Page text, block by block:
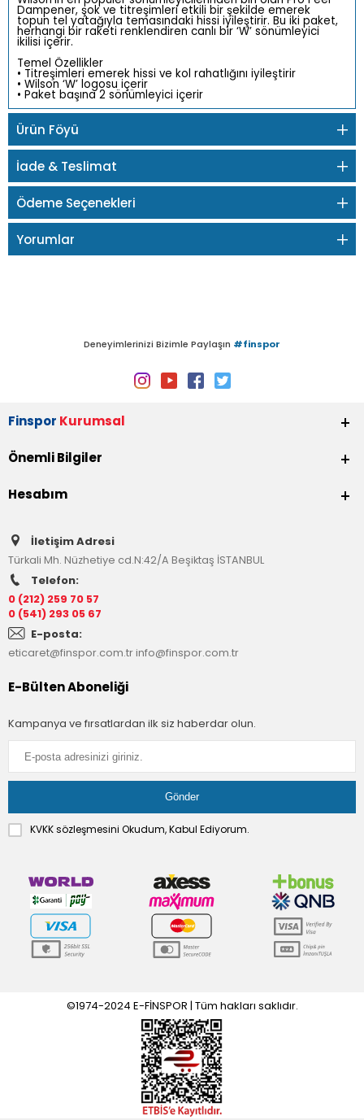
Dampener, şok ve titreşimleri etkili bir şekilde emerek
topun tel yatağıyla temasındaki hissi iyileştirir. Bu iki paket,
herhangi bir raketi renklendiren canlı bir ‘W’ sönümleyici
ikilisi içerir.
Temel Özellikler
• Titreşimleri emerek hissi ve kol rahatlığını iyileştirir
• Wilson ‘W’ logosu içerir
• Paket başına 2 sönümleyici içerir
Ürün Föyü
İade & Teslimat
Ödeme Seçenekleri
Yorumlar
Deneyimlerinizi Bizimle Paylaşın #finspor
Finspor Kurumsal
Önemli Bilgiler
Hesabım
İletişim Adresi
Türkali Mh. Nüzhetiye cd.N:42/A Beşiktaş İSTANBUL
Telefon:
0 (212) 259 70 57
0 (541) 293 05 67
E-posta:
eticaret@finspor.com.trinfo@finspor.com.tr
E-Bülten Aboneliği
Kampanya ve fırsatlardan ilk siz haberdar olun.
KVKK sözleşmesini Okudum, Kabul Ediyorum.
©1974-2024 E-FİNSPOR | Tüm hakları saklıdır.